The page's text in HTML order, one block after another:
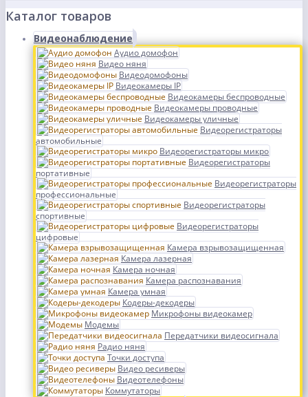
Каталог товаров
Видеонаблюдение
Аудио домофон
Видео няня
Видеодомофоны
Видеокамеры IP
Видеокамеры беспроводные
Видеокамеры проводные
Видеокамеры уличные
Видеорегистраторы
автомобильные
Видеорегистраторы микро
Видеорегистраторы
портативные
Видеорегистраторы
профессиональные
Видеорегистраторы
спортивные
Видеорегистраторы
цифровые
Камера взрывозащищенная
Камера лазерная
Камера ночная
Камера распознавания
Камера умная
Кодеры-декодеры
Микрофоны видеокамер
Модемы
Передатчики видеосигнала
Радио няня
Точки доступа
Видео ресиверы
Видеотелефоны
Коммутаторы